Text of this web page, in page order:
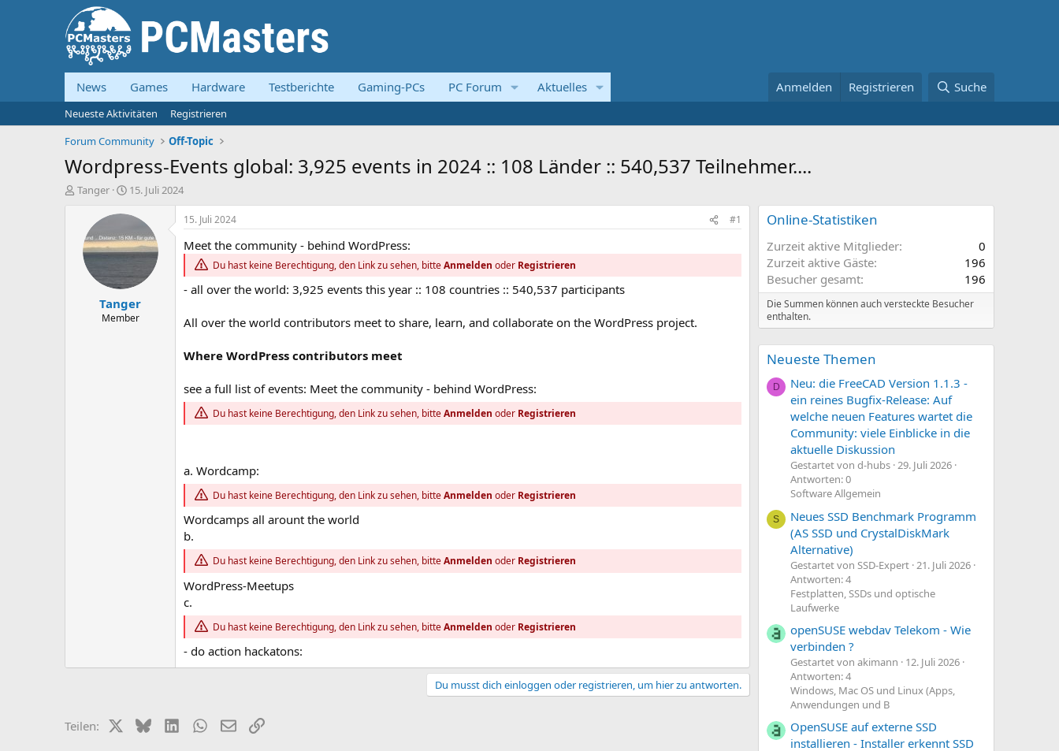
News Games Hardware Testberichte Gaming-PCs PC Forum Aktuelles Anmelden Registrieren Suche
Neueste Aktivitäten
Registrieren
Forum Community
Off-Topic
Wordpress-Events global: 3,925 events in 2024 :: 108 Länder :: 540,537 Teilnehmer....
E
Tanger
E
s
e
l
t
a
m
15. Juli 2024
Tanger
Member
15. Juli 2024 #1
Meet the community - behind WordPress:
Du hast keine Berechtigung, den Link zu sehen, bitteAnmelden oder Registrieren
- all over the world: 3,925 events this year :: 108 countries :: 540,537 participants
All over the world contributors meet to share, learn, and collaborate on the WordPress project.
Where WordPress contributors meet
see a full list of events: Meet the community - behind WordPress:
Du hast keine Berechtigung, den Link zu sehen, bitteAnmelden oder Registrieren
a. Wordcamp:
Du hast keine Berechtigung, den Link zu sehen, bitteAnmelden oder Registrieren
Wordcamps all arount the world
b.
Du hast keine Berechtigung, den Link zu sehen, bitteAnmelden oder Registrieren
WordPress-Meetups
c.
Du hast keine Berechtigung, den Link zu sehen, bitteAnmelden oder Registrieren
- do action hackatons:
Du musst dich einloggen oder registrieren, um hier zu antworten.
Teilen: X (Twitter)
BlueskyLinkedInWhatsApp
E-MailLink
Online-Statistiken
Zurzeit aktive Mitglieder
0
Zurzeit aktive Gäste
196
Besucher gesamt
196
Die Summen können auch versteckte Besucher
enthalten.
Neueste Themen
D
Neu: die FreeCAD Version 1.1.3 -
ein reines Bugfix-Release: Auf
welche neuen Features wartet die
Community: viele Einblicke in die
aktuelle Diskussion
Gestartet von d-hubs 29. Juli 2026
Antworten: 0
Software Allgemein
S
Neues SSD Benchmark Programm
(AS SSD und CrystalDiskMark
Alternative)
Gestartet von SSD-Expert 21. Juli 2026
Antworten: 4
Festplatten, SSDs und optische
Laufwerke
openSUSE webdav Telekom - Wie
verbinden ?
Gestartet von akimann
12. Juli 2026
Antworten: 4
Windows, Mac OS und Linux (Apps,
Anwendungen und B
OpenSUSE auf externe SSD
installieren - Installer erkennt SSD